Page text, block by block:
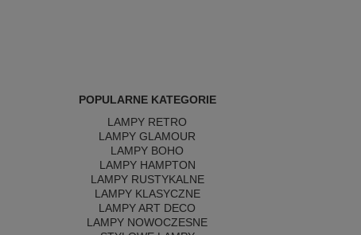
POPULARNE KATEGORIE
LAMPY RETRO
LAMPY GLAMOUR
LAMPY BOHO
LAMPY HAMPTON
LAMPY RUSTYKALNE
LAMPY KLASYCZNE
LAMPY ART DECO
LAMPY NOWOCZESNE